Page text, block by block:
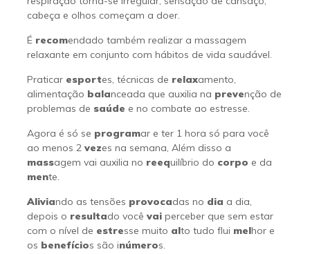
cabeça e olhos começam a doer.
É recomendado também realizar a massagem
relaxante em conjunto com hábitos de vida saudável.
Praticar esportes, técnicas de relaxamento,
alimentação balanceada que auxilia na prevenção de
problemas de saúde e no combate ao estresse.
Agora é só se programar e ter 1 hora só para você
ao menos 2 vezes na semana, Além disso a
massagem vai auxilia no reequilíbrio do corpo e da
mente.
Aliviando as tensões provocadas no dia a dia,
depois o resultado você vaiperceber que sem estar
com o nível de estresse muito alto tudo flui melhor e
os benefícios são inúmeros.